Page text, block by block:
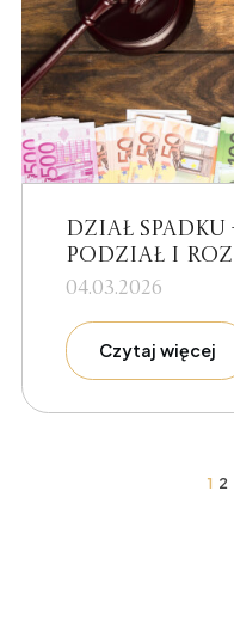
Dział
podział i
04.03.2026
Czytaj więcej
1 2